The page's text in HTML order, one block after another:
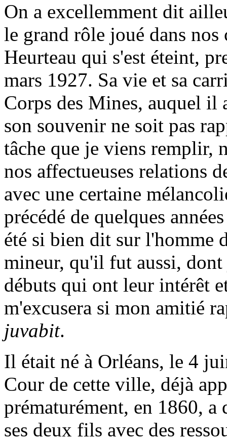
On a excellemment dit
le grand rôle joué dans
Heurteau qui s'est éteint,
mars 1927. Sa vie et sa
Corps des Mines, auquel il
son souvenir ne soit pas
tâche que je viens remplir,
nos affectueuses relations
avec une certaine
précédé de quelques
été si bien dit sur l'homme
mineur, qu'il fut aussi, dont
débuts qui ont leur intérêt
m'excusera si mon amitié
juvabit.
Il était né à Orléans, le 4
Cour de cette ville, déjà
prématurément, en 1860, a
ses deux fils avec des